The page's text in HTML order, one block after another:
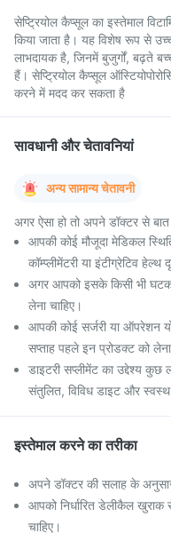
सेप्ट्रियोल कैप्सूल का इस्तेमाल
किया जाता है। यह विशेष रूप से
लाभदायक है, जिनमें बुजुर्गों, बढ़ते
हैं। सेप्ट्रियोल कैप्सूल
करने में मदद कर सकता है
सावधानी और चेतावनियां
अन्य सामान्य चेतावनी
अगर ऐसा हो तो अपने डॉक्टर से
आपकी कोई मौजूदा मेडिकल
कॉम्प्लीमेंटरी या इंटीग्रेटिव
अगर आपको इसके किसी भी घटक
लेना चाहिए।
आपकी कोई सर्जरी या ऑपरेशन
सप्ताह पहले इन प्रोडक्ट को
डाइटरी सप्लीमेंट का उद्देश्य
संतुलित, विविध डाइट और स्वस्थ
इस्तेमाल करने का तरीका
अपने डॉक्टर की सलाह के
आपको निर्धारित डेलीकैल खुराक
चाहिए।